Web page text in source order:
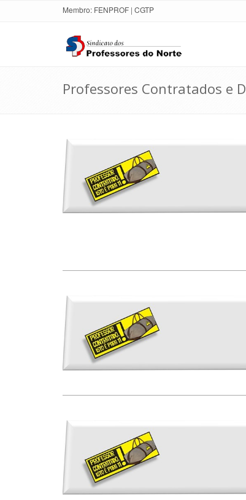
Membro: FENPROF | CGTP
Professores Contratados e